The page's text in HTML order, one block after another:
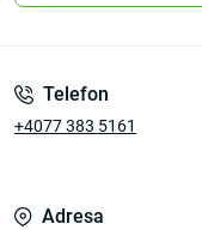
Telefon
+4077 383 5161
Adresa